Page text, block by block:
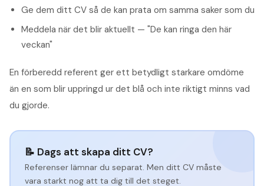
Ge dem ditt CV så de kan prata om samma saker som du
Meddela när det blir aktuellt — "De kan ringa den här
veckan"
En förberedd referent ger ett betydligt starkare omdöme
än en som blir uppringd ur det blå och inte riktigt minns vad
du gjorde.
📝 Dags att skapa ditt CV?
Referenser lämnar du separat. Men ditt CV måste
vara starkt nog att ta dig till det steget.